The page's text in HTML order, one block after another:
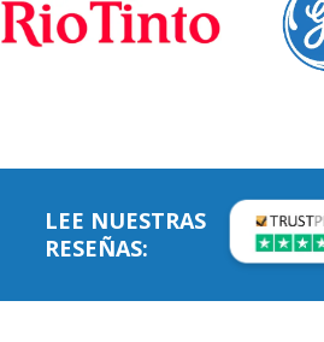
LEE NUESTRAS
RESEÑAS: